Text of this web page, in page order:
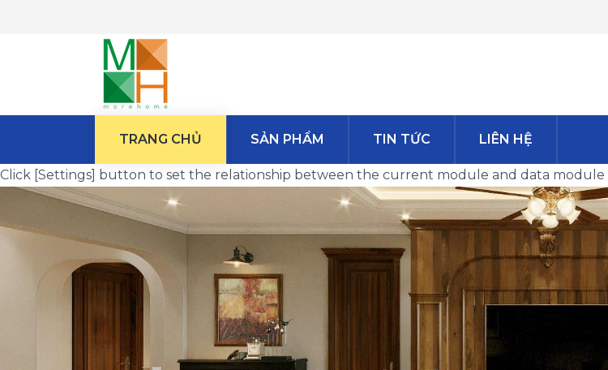
TRANG CHỦ SẢN PHẨM TIN TỨC LIÊN HỆ
Click [Settings] button to set the relationship between the current module and data module